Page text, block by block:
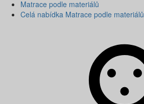
Matrace podle materiálů
Celá nabídka Matrace podle materiálů